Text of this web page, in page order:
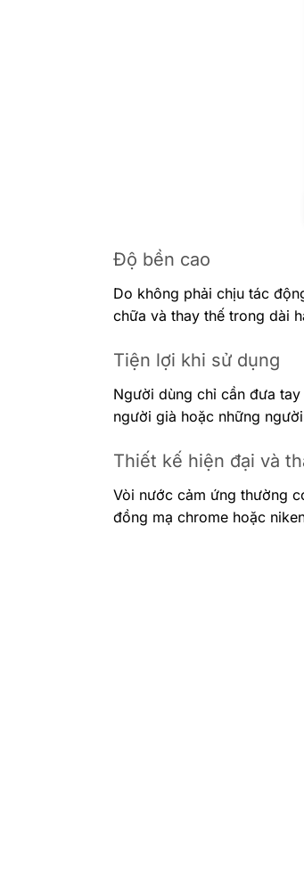
Độ bền cao
Do không phải chịu tác
chữa và thay thế trong dài
Tiện lợi khi sử dụng
Người dùng chỉ cần đưa
người già hoặc những
Thiết kế hiện đại và
Vòi nước cảm ứng thường
đồng mạ chrome hoặc